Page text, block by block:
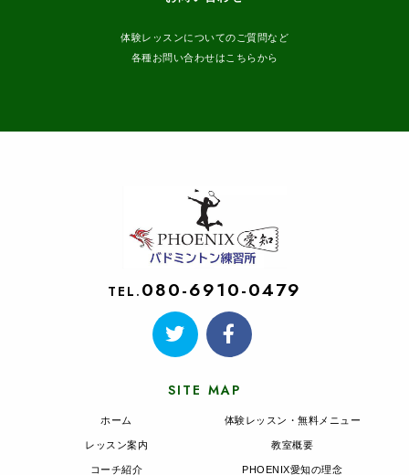
体験レッスンについてのご質問など
各種お問い合わせはこちらから
TEL. 080-6910-0479
SITE MAP
ホーム
レッスン案内
コーチ紹介
体験レッスン・無料メニュー
教室概要
PHOENIX愛知の理念